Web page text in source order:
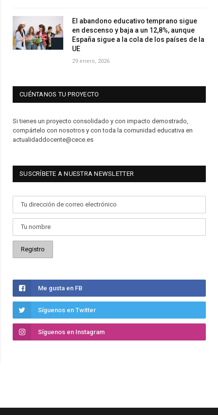
El abandono educativo temprano sigue
en descenso y baja a un 12,8%, aunque
España sigue a la cola de los países de la
UE
29 enero, 2026
CUÉNTANOS TU PROYECTO
Si tienes un proyecto consolidado y con impacto demostrado,
compártelo con nosotros y con toda la comunidad educativa en
actualidaddocente@cece.es
SUSCRÍBETE A NUESTRA NEWSLETTER
Me gusta en FB
Síguenos en Twitter
Síguenos en Instagram